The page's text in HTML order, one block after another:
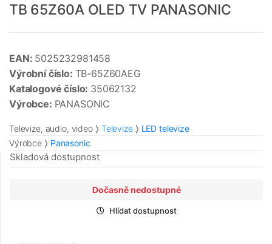
TB 65Z60A OLED TV PANASONIC
EAN: 5025232981458
Výrobní číslo: TB-65Z60AEG
Katalogové číslo: 35062132
Výrobce: PANASONIC
Televize, audio, video Televize
LED televize
Výrobce
Panasonic
Skladová dostupnost
Dočasně nedostupné
Hlídat dostupnost